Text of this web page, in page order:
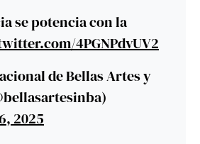
se potencia con la
4PGNPdvUV2
de Bellas Artes y
2025